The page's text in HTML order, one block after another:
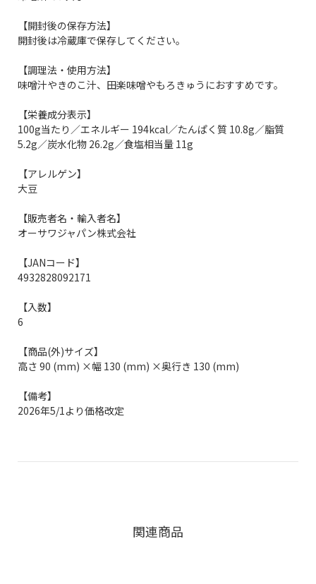
【開封後の保存方法】
開封後は冷蔵庫で保存してください。
【調理法・使用方法】
味噌汁やきのこ汁、田楽味噌やもろきゅうにおすすめです。
【栄養成分表示】
100g当たり／エネルギー 194kcal／たんぱく質 10.8g／脂質
5.2g／炭水化物 26.2g／食塩相当量 11g
【アレルゲン】
大豆
【販売者名・輸入者名】
オーサワジャパン株式会社
【JANコード】
4932828092171
【入数】
6
【商品(外)サイズ】
高さ 90 (mm) ×幅 130 (mm) ×奥行き 130 (mm)
【備考】
2026年5/1より価格改定
関連商品